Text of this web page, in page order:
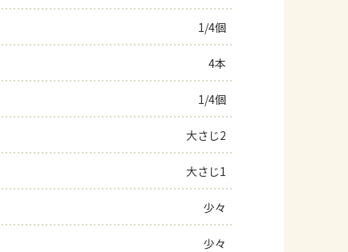
1/4個
4本
1/4個
大さじ2
大さじ1
少々
少々